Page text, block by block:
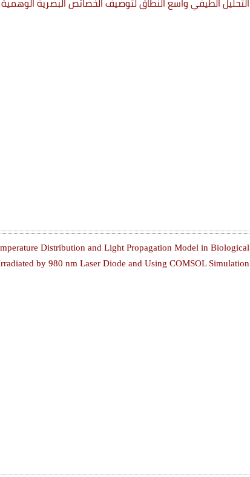
التحليل الطيفي واسع النطاق لتوصيف الخصائص البصرية
Distribution and Light Propagation Model in Biological
by 980 nm Laser Diode and Using COMSOL Simulation